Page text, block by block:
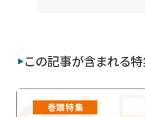
この記事が含まれる